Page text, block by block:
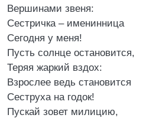
Вершинами звеня:
Сестричка – именинница
Сегодня у меня!
Пусть солнце остановится,
Теряя жаркий вздох:
Взрослее ведь становится
Сеструха на годок!
Пускай зовет милицию,